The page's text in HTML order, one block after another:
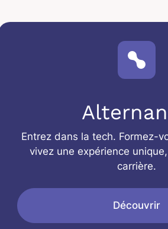
Entrez dans la tech. Formez-
vivez une expérience
carrière.
Découvrir